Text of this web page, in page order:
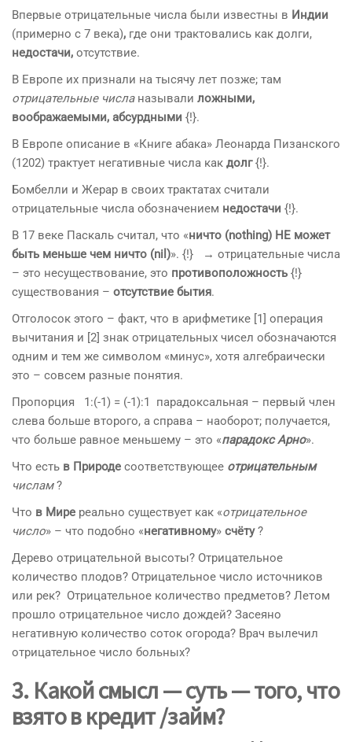
Впервые отрицательные числа были известны в Индии
(примерно с 7 века), где они трактовались как долги,
недостачи, отсутствие.
В Европе их признали на тысячу лет позже; там
отрицательные числа называли ложными,
воображаемыми, абсурдными {!}.
В Европе описание в «Книге абака» Леонарда Пизанского
(1202) трактует негативные числа как долг{!}.
Бомбелли и Жерар в своих трактатах считали
отрицательные числа обозначением недостачи {!}.
В 17 веке Паскаль считал, что «ничто (nothing) НЕ может
быть меньше чем ничто (nil)». {!} → отрицательные числа
– это несуществование, это противоположность {!}
существования – отсутствие бытия.
Отголосок этого – факт, что в арифметике [1] операция
вычитания и [2] знак отрицательных чисел обозначаются
одним и тем же символом «минус», хотя алгебраически
это – совсем разные понятия.
Пропорция 1:(-1) = (-1):1 парадоксальная – первый член
слева больше второго, а справа – наоборот; получается,
что больше равное меньшему – это «парадокс Арно».
Что есть в Природе соответствующее отрицательным
числам?
Что в Мире реально существует как «отрицательное
число» – что подобно «негативному» счёту?
Дерево отрицательной высоты? Отрицательное
количество плодов? Отрицательное число источников
или рек? Отрицательное количество предметов? Летом
прошло отрицательное число дождей? Засеяно
негативную количество соток огорода? Врач вылечил
отрицательное число больных?
3. Какой смысл —суть— того, что
взято вкредит/займ?